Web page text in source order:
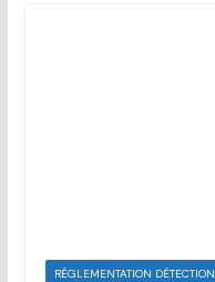
RÉGLEMENTATION DÉTECTION